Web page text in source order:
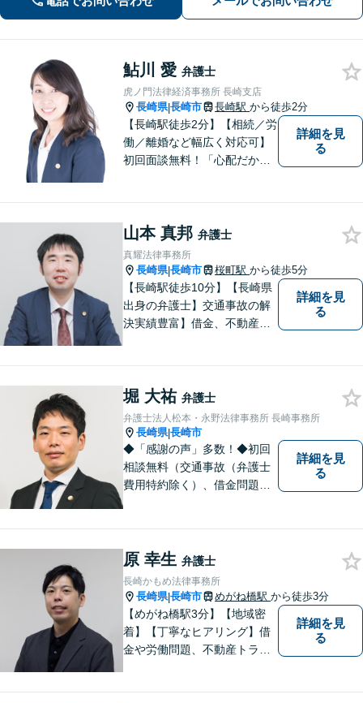
が肝要です。
鮎川 愛 弁護士
虎ノ門法律経済事務所 長崎支店
長崎県|長崎市 長崎駅 から徒歩2分
【長崎駅徒歩2分】【相続／労
働／離婚など幅広く対応可】
初回面談無料！「心配だから
い。各種専門家と連携し、ス
ムーズな解決を目指します。
詳細を見
る
山本 真邦 弁護士
真耀法律事務所
長崎県|長崎市 桜町駅 から徒歩5分
【長崎駅徒歩10分】【長崎県
出身の弁護士】交通事故の解
決実績豊富】借金、不動産、
い、解決まで二人三脚でサポ
ートします。◆近隣駐車場あ
り
詳細を見
る
堀 大祐 弁護士
弁護士法人松本・永野法律事務所 長崎事務所
長崎県|長崎市
◆「感謝の声」多数！◆初回
相談無料（交通事故（弁護士
費用特約除く）、借金問題、
詳細を見
る
原 幸生 弁護士
長崎かもめ法律事務所
長崎県|長崎市 めがね橋駅 から徒歩3分
【めがね橋駅3分】【地域密
着】【丁寧なヒアリング】借
金や労働問題、不動産トラブ
詳細を見
る